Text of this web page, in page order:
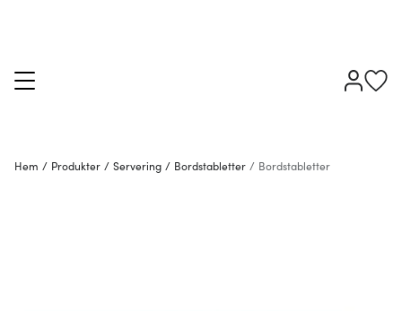
Hem / Produkter / Servering / Bordstabletter / Bordstabletter